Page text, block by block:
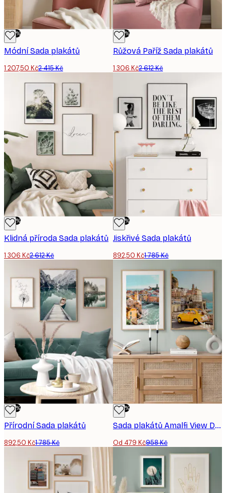
-50%
Módní Sada plakátů
1 207,50 Kč2 415 Kč
-50%
Růžová Paříž Sada plakátů
1 306 Kč2 612 Kč
-50%
Klidná příroda Sada plakátů
1 306 Kč2 612 Kč
-50%
Jiskřivé Sada plakátů
892,50 Kč1 785 Kč
-50%
Přírodní Sada plakátů
892,50 Kč1 785 Kč
-50%
Sada plakátů Amalfi View Duo
Od 479 Kč958 Kč